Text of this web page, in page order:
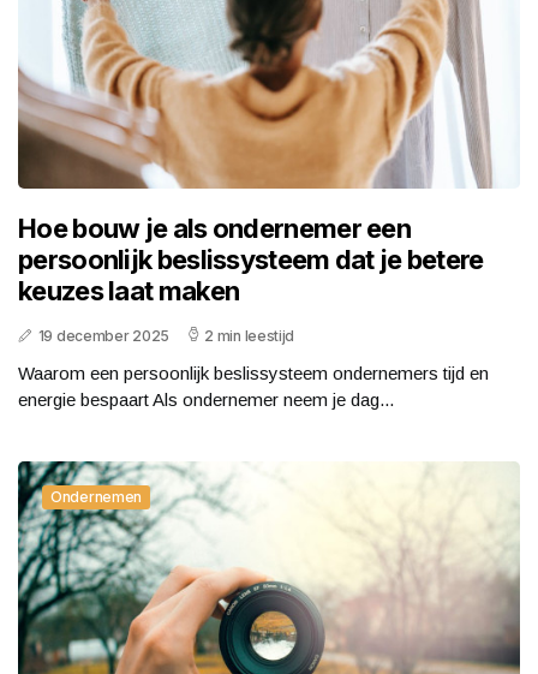
Hoe bouw je als ondernemer een
persoonlijk beslissysteem dat je betere
keuzes laat maken
19 december 2025 2 min leestijd
Waarom een persoonlijk beslissysteem ondernemers tijd en
energie bespaart Als ondernemer neem je dag...
Ondernemen